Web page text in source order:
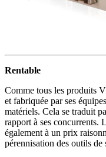
Rentable
Comme tous les produits
et fabriquée par ses
matériels. Cela se traduit
rapport à ses concurrents.
également à un prix
pérennisation des outils de